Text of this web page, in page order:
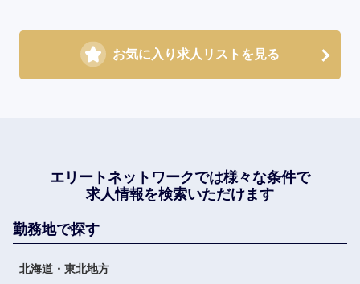
お気に入り求人リストを見る
エリートネットワークでは様々な条件で
求人情報を検索いただけます
勤務地で探す
北海道・東北地方